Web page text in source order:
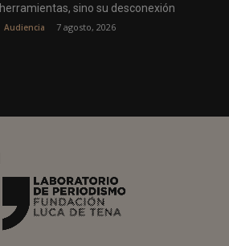
herramientas, sino su desconexión
Audiencia 7 agosto, 2026